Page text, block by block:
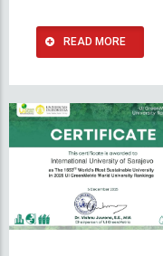
READ MORE